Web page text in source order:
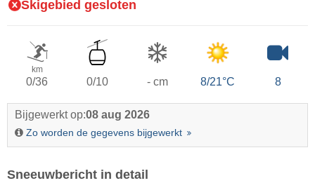
Skigebied gesloten
km
0/36 0/10 - cm 8/21°C 8
Bijgewerkt op:08 aug 2026
Zo worden de gegevens bijgewerkt
Sneeuwbericht in detail